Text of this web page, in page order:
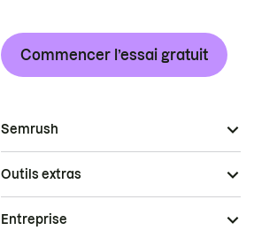
Commencer l’essai gratuit
Semrush
Outils extras
Entreprise